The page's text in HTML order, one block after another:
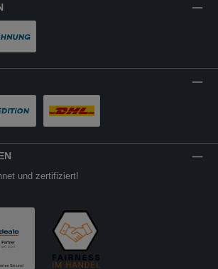
und zertifiziert!